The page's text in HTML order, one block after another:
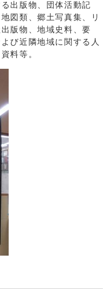
出版物、団体活動記
図類、郷土写真集、リ
版物、地域史料、要
び近隣地域に関する人
料等。